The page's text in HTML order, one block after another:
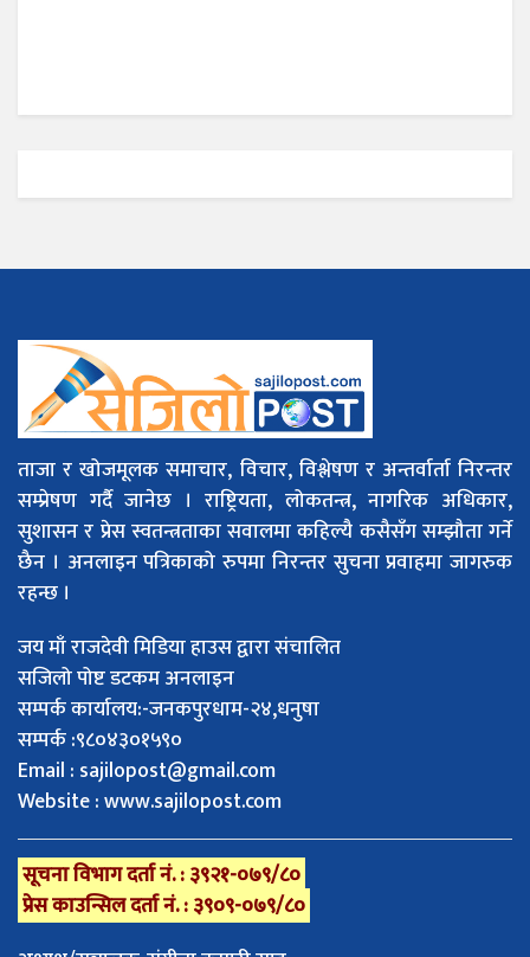
ताजा र खोजमूलक समाचार, विचार, विश्लेषण र अन्तर्वार्ता निरन्तर
सम्प्रेषण गर्दै जानेछ । राष्ट्रियता, लोकतन्त्र, नागरिक अधिकार,
सुशासन र प्रेस स्वतन्त्रताका सवालमा कहिल्यै कसैसँग सम्झौता गर्ने
छैन । अनलाइन पत्रिकाको रुपमा निरन्तर सुचना प्रवाहमा जागरुक
रहन्छ ।
जय माँ राजदेवी मिडिया हाउस द्वारा संचालित
सजिलो पोष्ट डटकम अनलाइन
सम्पर्क कार्यालय:-जनकपुरधाम-२४,धनुषा
सम्पर्क :९८०४३०१५९०
Email : sajilopost@gmail.com
Website : www.sajilopost.com
सूचना विभाग दर्ता नं. : ३९२१-०७९/८०
प्रेस काउन्सिल दर्ता नं. : ३९०९-०७९/८०